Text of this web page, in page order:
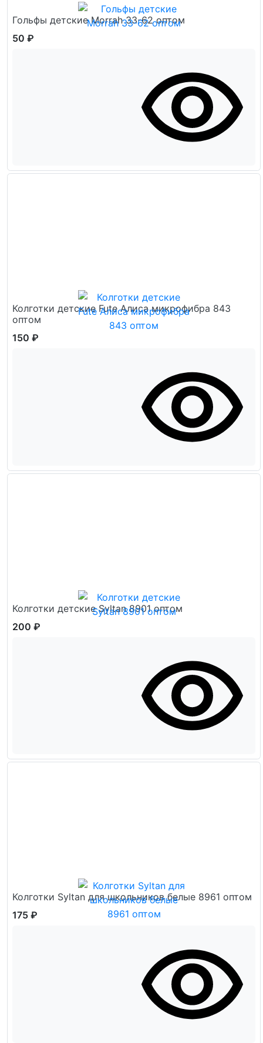
Гольфы детские Morrah 33-62 оптом
50 ₽
Колготки детские Fute Алиса микрофибра 843
оптом
150 ₽
Колготки детские Syltan 8901 оптом
200 ₽
Колготки Syltan для школьников белые 8961 оптом
175 ₽